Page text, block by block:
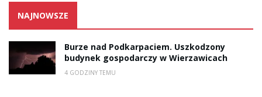
NAJNOWSZE
Burze nad Podkarpaciem. Uszkodzony
budynek gospodarczy w Wierzawicach
4 GODZINY TEMU